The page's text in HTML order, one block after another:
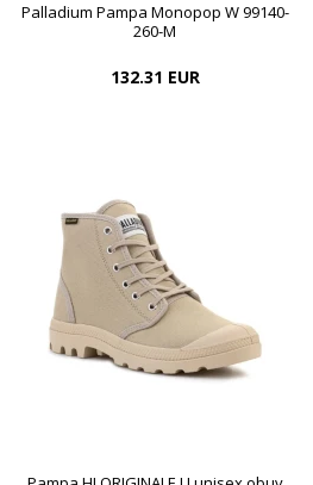
Palladium Pampa Monopop W 99140-
260-M
132.31 EUR